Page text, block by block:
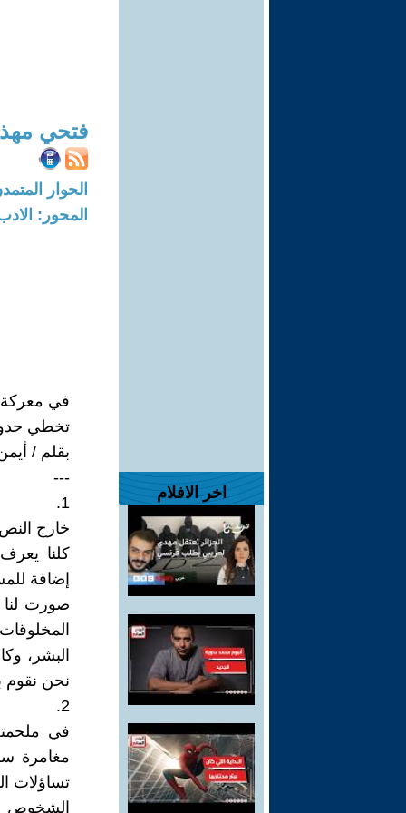
اخر الافلام
فتحي
الحوار المتمدن-العدد:
المحور:
في معركة
تخطي
بقلم /
---
1.
خارج
كلنا
إضافة
صورت لنا
البشر،
نحن نقوم
2.
في
مغامرة
تساؤلات
الشخوص